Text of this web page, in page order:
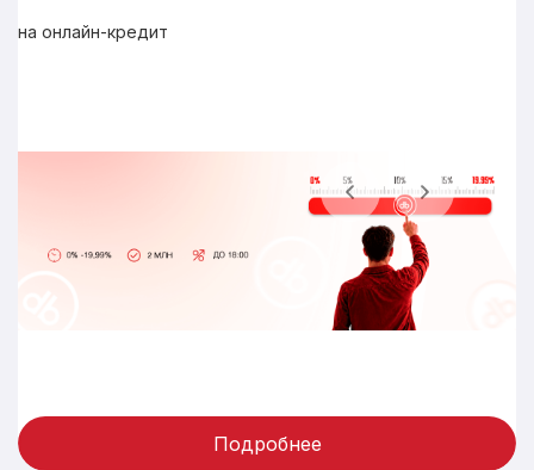
Карты
Полезная информация
на онлайн-кредит
Подробнее
Previous
Next